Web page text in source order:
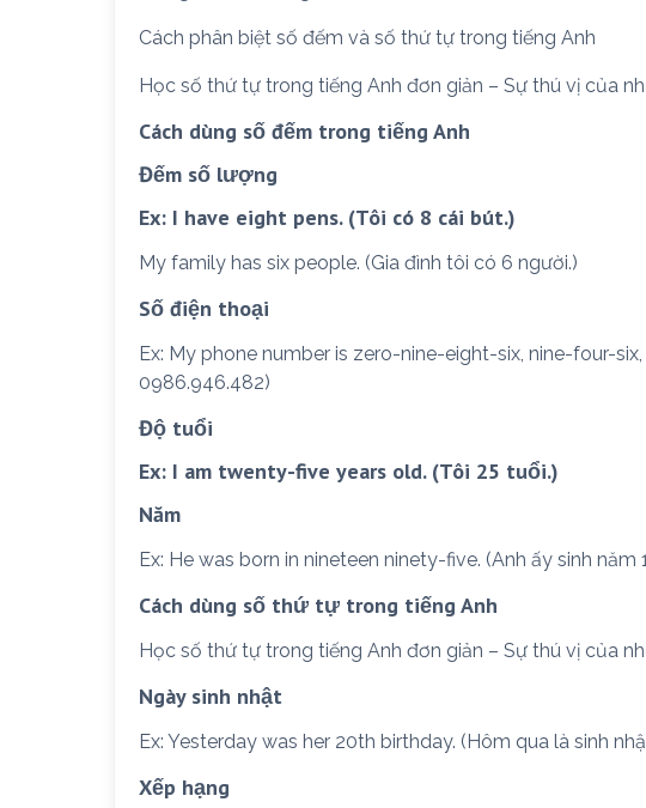
Cách phân biệt số đếm và số thứ tự trong tiếng Anh
Học số thứ tự trong tiếng Anh đơn giản – Sự thú vị của
Cách dùng số đếm trong tiếng Anh
Đếm số lượng
Ex: I have eight pens. (Tôi có 8 cái bút.)
My family has six people. (Gia đình tôi có 6 người.)
Số điện thoại
Ex: My phone number is zero-nine-eight-six, nine-four-
0986.946.482)
Độ tuổi
Ex: I am twenty-five years old. (Tôi 25 tuổi.)
Năm
Ex: He was born in nineteen ninety-five. (Anh ấy sinh năm
Cách dùng số thứ tự trong tiếng Anh
Học số thứ tự trong tiếng Anh đơn giản – Sự thú vị của
Ngày sinh nhật
Ex: Yesterday was her 20th birthday. (Hôm qua là sinh
Xếp hạng